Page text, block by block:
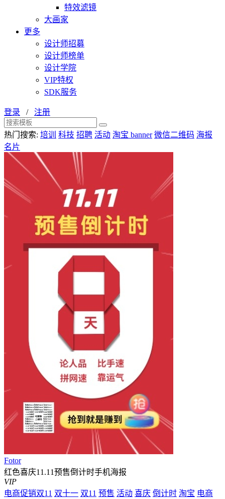
特效滤镜
大画家
更多
设计师招募
设计师榜单
设计学院
VIP特权
SDK服务
登录 / 注册
热门搜索: 培训 科技 招聘 活动 淘宝 banner 微信二维码 海报
名片
Fotor
红色喜庆11.11预售倒计时手机海报
VIP
电商促销双11 双十一 双11 预售 活动 喜庆 倒计时 淘宝 电商